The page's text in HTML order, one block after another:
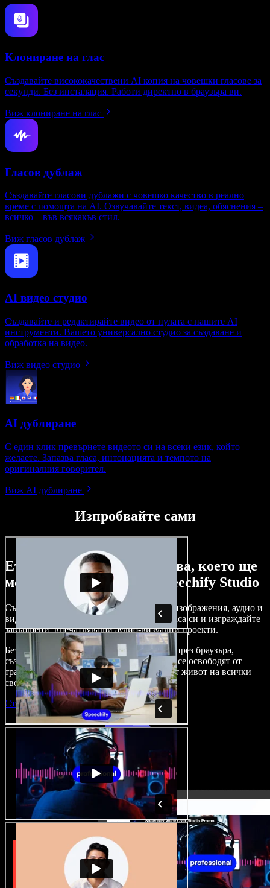
Клониране на глас
Създавайте висококачествени AI копия на човешки гласове за
секунди. Без инсталация. Работи директно в браузъра ви.
Виж клониране на глас
Гласов дублаж
Създавайте гласови дублажи с човешко качество в реално
време с помощта на AI. Озвучавайте текст, видеа, обяснения –
всичко – във всякакъв стил.
Виж гласов дублаж
AI видео студио
Създавайте и редактирайте видео от нулата с нашите AI
инструменти. Вашето универсално студио за създаване и
обработка на видео.
Виж видео студио
AI дублиране
С един клик превърнете видеото си на всеки език, който
желаете. Запазва гласа, интонацията и темпото на
оригиналния говорител.
Виж AI дублиране
Изпробвайте сами
Ето само малка част от това, което ще
можете да правите със Speechify Studio
Създавайте дублажи, добавяйте стокови изображения, аудио и
видео без авторски права, клонирайте гласа си и изграждайте
завършени, впечатляващи аудио-визуални проекти.
Без крива на обучение и с достъп изцяло през браузъра,
създателите на съдържание вече могат да се освободят от
традиционните ограничения и да вдъхнат живот на всички
свои креативни идеи.
Стартирай Studio